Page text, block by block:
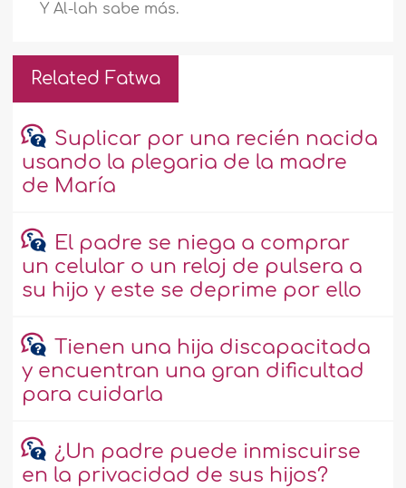
Y Al-lah sabe más.
Related Fatwa
Suplicar por una recién nacida
usando la plegaria de la madre
de María
El padre se niega a comprar
un celular o un reloj de pulsera a
su hijo y este se deprime por ello
Tienen una hija discapacitada
y encuentran una gran dificultad
para cuidarla
¿Un padre puede inmiscuirse
en la privacidad de sus hijos?